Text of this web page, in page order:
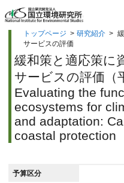
トップページ > 研究紹介 >
サービスの評価
緩和策と適応策に
サービスの評価（
Evaluating the
ecosystems for
and adaptation:
coastal protection
予算区分